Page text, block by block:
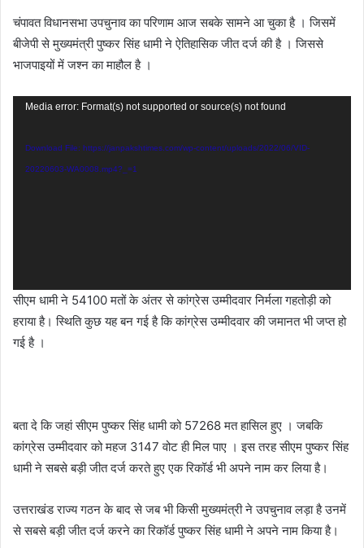
चंपावत विधानसभा उपचुनाव का परिणाम आज सबके सामने आ चुका है । जिसमें
बीजेपी से मुख्यमंत्री पुष्कर सिंह धामी ने ऐतिहासिक जीत दर्ज की है । जिससे
भाजपाइयों में जश्न का माहौल है ।
Video
Media error: Format(s) not supported or source(s) not found
Download File: https://janpakshtimes.com/wp-content/uploads/2022/06/VID-
20220603-WA0008.mp4?_=1
सीएम धामी ने 54100 मतों के अंतर से कांग्रेस उम्मीदवार निर्मला गहतोड़ी को
हराया है। स्थिति कुछ यह बन गई है कि कांग्रेस उम्मीदवार की जमानत भी जप्त हो
गई है ।
बता दे कि जहां सीएम पुष्कर सिंह धामी को 57268 मत हासिल हुए । जबकि
कांग्रेस उम्मीदवार को महज 3147 वोट ही मिल पाए । इस तरह सीएम पुष्कर सिंह
धामी ने सबसे बड़ी जीत दर्ज करते हुए एक रिकॉर्ड भी अपने नाम कर लिया है।
उत्तराखंड राज्य गठन के बाद से जब भी किसी मुख्यमंत्री ने उपचुनाव लड़ा है उनमें
से सबसे बड़ी जीत दर्ज करने का रिकॉर्ड पुष्कर सिंह धामी ने अपने नाम किया है।